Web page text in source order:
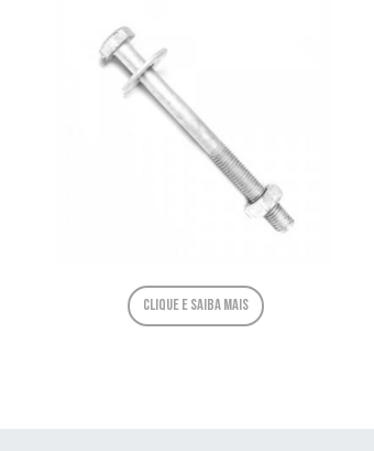
Clique e saiba mais